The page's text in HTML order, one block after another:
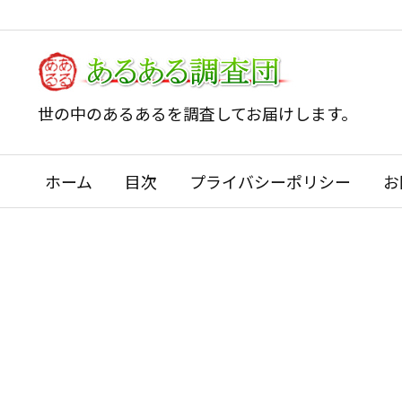
世の中のあるあるを調査してお届けします。
ホーム 目次 プライバシーポリシー